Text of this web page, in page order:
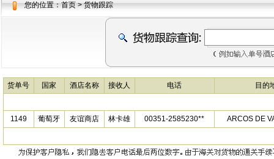
您的位置：首页 > 货物跟踪
货单号 国家 酒店名称 接收人 电话 目的
1149 葡萄牙 友谊商店 林卡雄 00351-2585230** ARCOS DE